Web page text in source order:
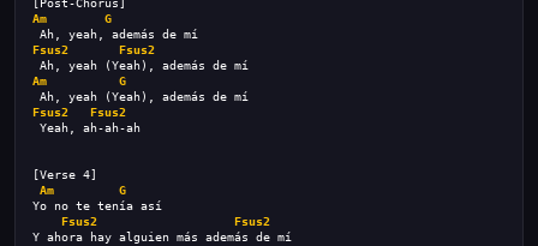
[Post-Chorus]
Am
G
Ah, yeah, además de mí
Fsus2
Fsus2
Ah, yeah (Yeah), además de mí
Am
G
Ah, yeah (Yeah), además de mí
Fsus2
Fsus2
Yeah, ah-ah-ah
[Verse 4]
Am
G
Yo no te tenía así
Fsus2
Fsus2
Y ahora hay alguien más además de mí